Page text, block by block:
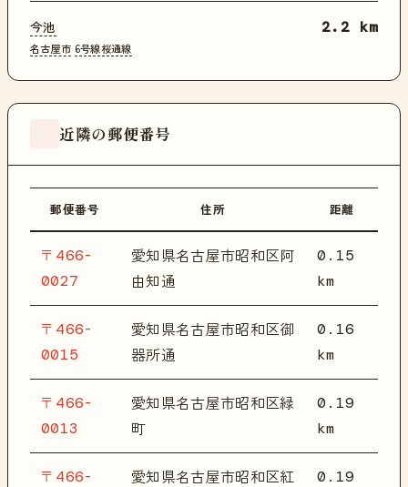
今池
名古屋市 6号線桜通線
2.2 km
近隣の郵便番号
郵便番号 住所 距離
〒466-
0027
愛知県名古屋市昭和区阿
由知通
0.15
km
〒466-
0015
愛知県名古屋市昭和区御
器所通
0.16
km
〒466-
0013
愛知県名古屋市昭和区緑
町
0.19
km
〒466-
愛知県名古屋市昭和区紅
0.19